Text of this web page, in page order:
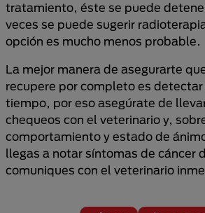
tratamiento, éste se puede
veces se puede sugerir
opción es mucho menos probable.
La mejor manera de asegurarte
recupere por completo es detectar
tiempo, por eso asegúrate de
chequeos con el veterinario y,
comportamiento y estado de
llegas a notar síntomas de cáncer
comuniques con el veterinario